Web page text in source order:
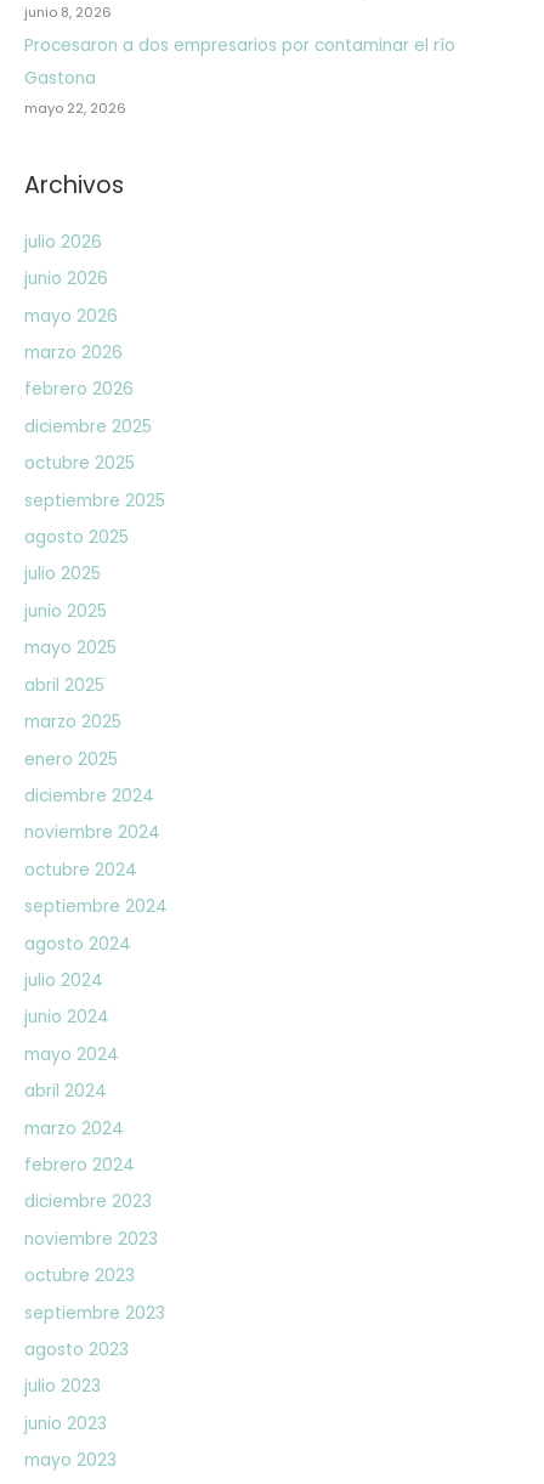
junio 8, 2026
Procesaron a dos empresarios por contaminar el río
Gastona
mayo 22, 2026
Archivos
julio 2026
junio 2026
mayo 2026
marzo 2026
febrero 2026
diciembre 2025
octubre 2025
septiembre 2025
agosto 2025
julio 2025
junio 2025
mayo 2025
abril 2025
marzo 2025
enero 2025
diciembre 2024
noviembre 2024
octubre 2024
septiembre 2024
agosto 2024
julio 2024
junio 2024
mayo 2024
abril 2024
marzo 2024
febrero 2024
diciembre 2023
noviembre 2023
octubre 2023
septiembre 2023
agosto 2023
julio 2023
junio 2023
mayo 2023